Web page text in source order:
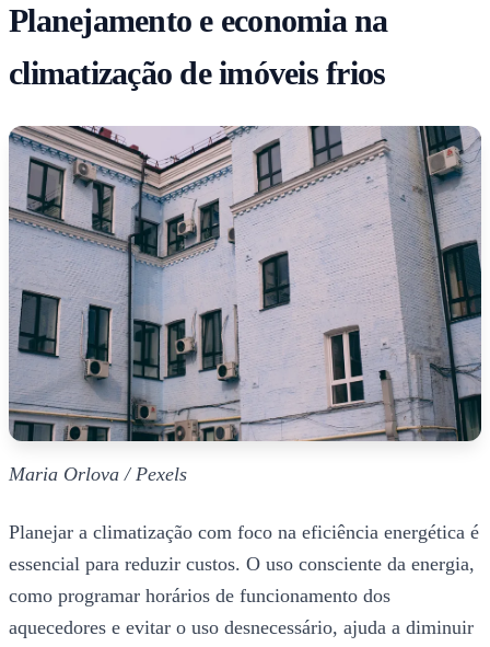
Planejamento e economia na
climatização de imóveis frios
Maria Orlova / Pexels
Planejar a climatização com foco na eficiência energética é
essencial para reduzir custos. O uso consciente da energia,
como programar horários de funcionamento dos
aquecedores e evitar o uso desnecessário, ajuda a diminuir